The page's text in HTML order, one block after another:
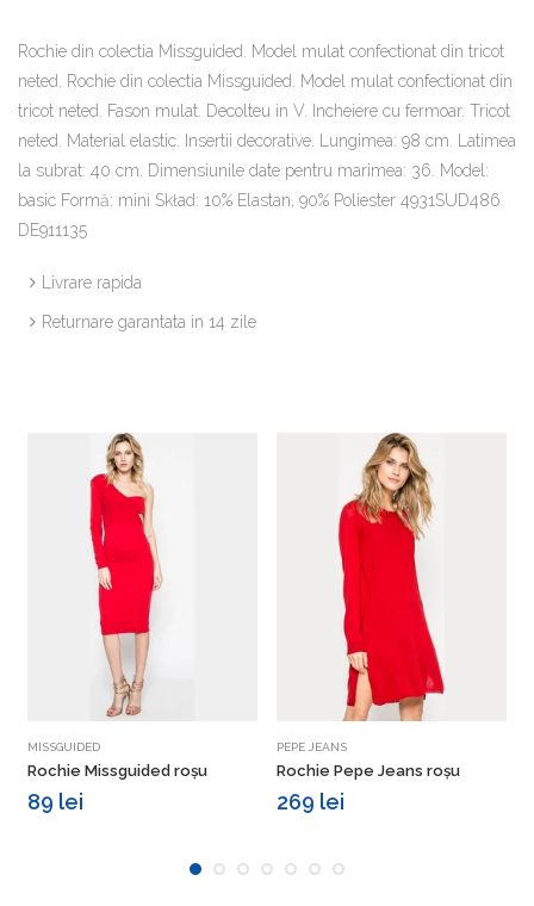
Rochie din colectia Missguided. Model mulat confectionat din tricot
neted. Rochie din colectia Missguided. Model mulat confectionat din
tricot neted. Fason mulat. Decolteu in V. Incheiere cu fermoar. Tricot
neted. Material elastic. Insertii decorative. Lungimea: 98 cm. Latimea
la subrat: 40 cm. Dimensiunile date pentru marimea: 36. Model:
basic Formă: mini Skład: 10% Elastan, 90% Poliester 4931SUD486
DE911135
Livrare rapida
Returnare garantata in 14 zile
MISSGUIDED
Rochie Missguided roșu
89 lei
PEPE JEANS
Rochie Pepe Jeans roșu
269 lei